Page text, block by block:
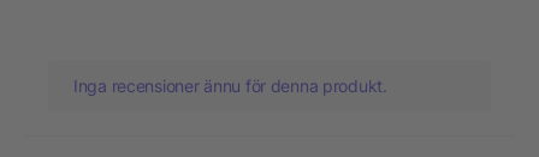
Inga recensioner ännu för denna produkt.